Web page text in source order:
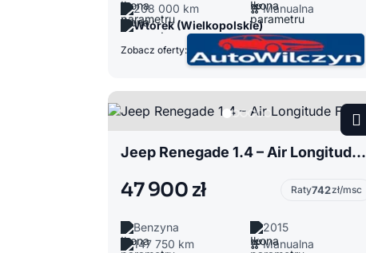
208 000 km
Manualna
Wtórek (Wielkopolskie)
Zobacz oferty:
Jeep Renegade 1.4 – Air Longitude FWD
47 900 zł Raty742zł/msc
Benzyna
2015
147 750 km
Manualna